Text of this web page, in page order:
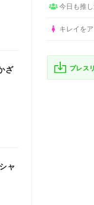
ざ
ャ
今日も推し
キレイを
プレス